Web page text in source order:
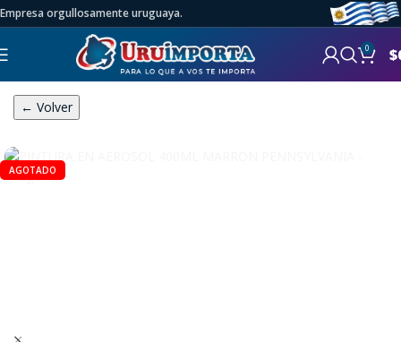
Empresa orgullosamente uruguaya.
0 $
← Volver
AGOTADO